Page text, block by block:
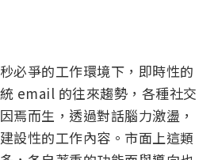
必爭的工作環境下，即時性的
email 的往來趨勢，各種社交
焉而生，透過對話腦力激盪，
設性的工作內容。市面上這類